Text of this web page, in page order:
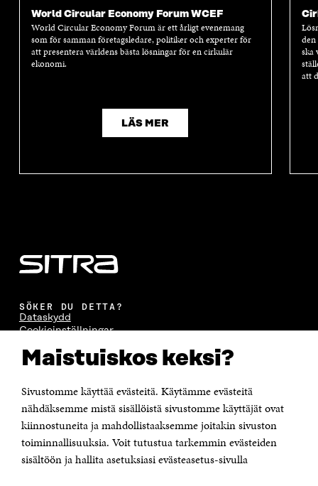
Maistuiskos keksi?
Sivustomme käyttää evästeitä. Käytämme evästeitä
nähdäksemme mistä sisällöistä sivustomme käyttäjät ovat
kiinnostuneita ja mahdollistaaksemme joitakin sivuston
toiminnallisuuksia. Voit tutustua tarkemmin evästeiden
sisältöön ja hallita asetuksiasi evästeasetus-sivulla
World Circular Economy Forum WCEF
World Circular Economy Forum är ett årligt evenemang
som för samman företagsledare, politiker och experter för
att presentera världens bästa lösningar för en cirkulär
ekonomi.
LÄS MER
ska
att
SÖKER DU DETTA?
Dataskydd
Cookieinställningar
Tillgänglighetsutredning
Beskrivning av handlingsoffentligheten
KONTAKTA OSS
Jubileumsfonden för Finlands självständighet Sitra
Östersjögatan 11–13, PB 160,
00181 Helsingfors